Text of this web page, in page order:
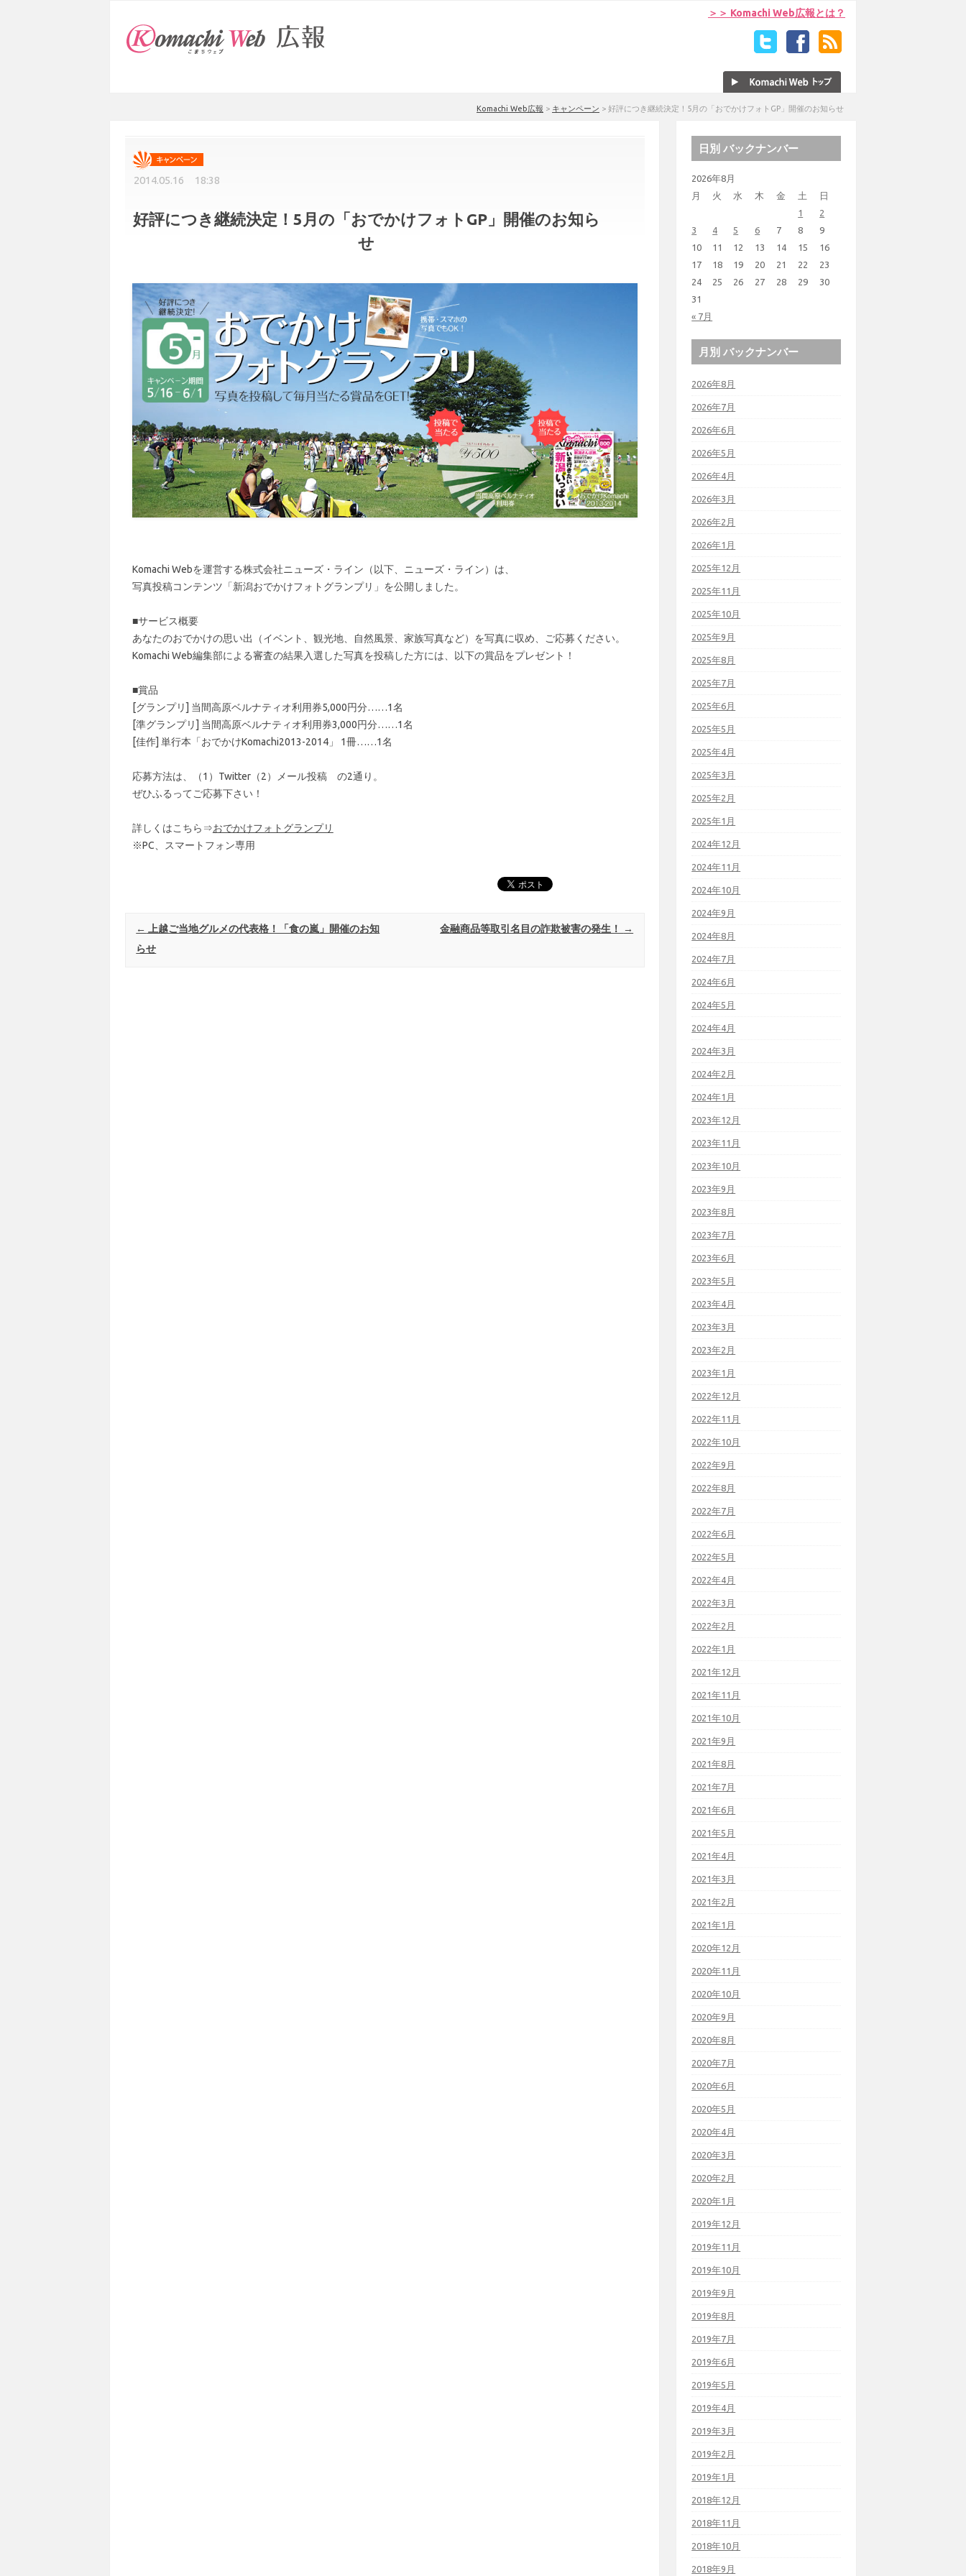
＞＞ Komachi Web広報とは？
Komachi Web広報 > キャンペーン > 好評につき継続決定！5月の「おでかけフォトGP」開催のお知らせ
2014.05.16 18:38
好評につき継続決定！5月の「おでかけフォトGP」開催のお知ら
せ
Komachi Webを運営する株式会社ニューズ・ライン（以下、ニューズ・ライン）は、
写真投稿コンテンツ「新潟おでかけフォトグランプリ」を公開しました。
■サービス概要
あなたのおでかけの思い出（イベント、観光地、自然風景、家族写真など）を写真に収め、ご応募ください。
Komachi Web編集部による審査の結果入選した写真を投稿した方には、以下の賞品をプレゼント！
■賞品
[グランプリ] 当間高原ベルナティオ利用券5,000円分……1名
[準グランプリ] 当間高原ベルナティオ利用券3,000円分……1名
[佳作] 単行本「おでかけKomachi2013-2014」 1冊……1名
応募方法は、（1）Twitter（2）メール投稿 の2通り。
ぜひふるってご応募下さい！
詳しくはこちら⇒おでかけフォトグランプリ
※PC、スマートフォン専用
Post navigation
←
上越ご当地グルメの代表格！「食の嵐」開催のお知
らせ
金融商品等取引名目の詐欺被害の発生！ →
日別 バックナンバー
2026年8月
月
火 水 木 金 土 日
« 7月
1
2
3
4 5 6 7 8
9
10
11 12 13 14 15
16
17
18 19 20 21 22
23
24
25 26 27 28 29
30
31
月別 バックナンバー
2026年8月
2026年7月
2026年6月
2026年5月
2026年4月
2026年3月
2026年2月
2026年1月
2025年12月
2025年11月
2025年10月
2025年9月
2025年8月
2025年7月
2025年6月
2025年5月
2025年4月
2025年3月
2025年2月
2025年1月
2024年12月
2024年11月
2024年10月
2024年9月
2024年8月
2024年7月
2024年6月
2024年5月
2024年4月
2024年3月
2024年2月
2024年1月
2023年12月
2023年11月
2023年10月
2023年9月
2023年8月
2023年7月
2023年6月
2023年5月
2023年4月
2023年3月
2023年2月
2023年1月
2022年12月
2022年11月
2022年10月
2022年9月
2022年8月
2022年7月
2022年6月
2022年5月
2022年4月
2022年3月
2022年2月
2022年1月
2021年12月
2021年11月
2021年10月
2021年9月
2021年8月
2021年7月
2021年6月
2021年5月
2021年4月
2021年3月
2021年2月
2021年1月
2020年12月
2020年11月
2020年10月
2020年9月
2020年8月
2020年7月
2020年6月
2020年5月
2020年4月
2020年3月
2020年2月
2020年1月
2019年12月
2019年11月
2019年10月
2019年9月
2019年8月
2019年7月
2019年6月
2019年5月
2019年4月
2019年3月
2019年2月
2019年1月
2018年12月
2018年11月
2018年10月
2018年9月